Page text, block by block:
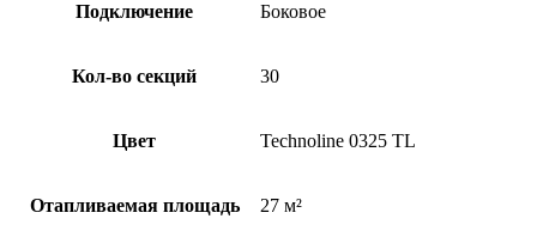
Подключение Боковое
Кол-во секций 30
Цвет Technoline 0325 TL
Отапливаемая площадь 27 м²